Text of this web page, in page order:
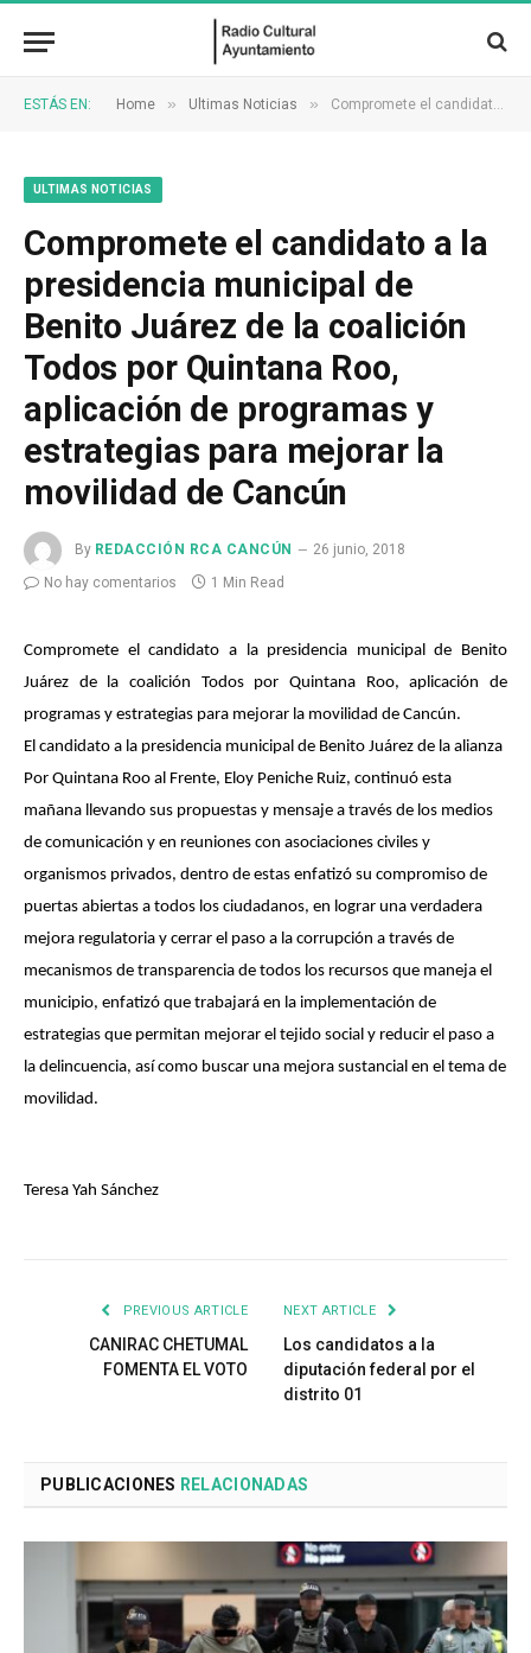
ESTÁS EN: Home » Ultimas Noticias » Compromete el candidato a la presidencia municipal de Benito Juárez de la coalición Todos por Quintana Roo, aplicación de programas y estrategias para mejorar la movilidad de Cancún
ULTIMAS NOTICIAS
Compromete el candidato a la
presidencia municipal de
Benito Juárez de la coalición
Todos por Quintana Roo,
aplicación de programas y
estrategias para mejorar la
movilidad de Cancún
By REDACCIÓN RCA CANCÚN
26 junio, 2018
No hay comentarios
1 Min Read
Compromete el candidato a la presidencia municipal de Benito
Juárez de la coalición Todos por Quintana Roo, aplicación de
programas y estrategias para mejorar la movilidad de Cancún.
El candidato a la presidencia municipal de Benito Juárez de la alianza
Por Quintana Roo al Frente, Eloy Peniche Ruiz, continuó esta
mañana llevando sus propuestas y mensaje a través de los medios
de comunicación y en reuniones con asociaciones civiles y
organismos privados, dentro de estas enfatizó su compromiso de
puertas abiertas a todos los ciudadanos, en lograr una verdadera
mejora regulatoria y cerrar el paso a la corrupción a través de
mecanismos de transparencia de todos los recursos que maneja el
municipio, enfatizó que trabajará en la implementación de
estrategias que permitan mejorar el tejido social y reducir el paso a
la delincuencia, así como buscar una mejora sustancial en el tema de
movilidad.
Teresa Yah Sánchez
PREVIOUS ARTICLE
CANIRAC CHETUMAL
FOMENTA EL VOTO
NEXT ARTICLE
Los candidatos a la
diputación federal por el
distrito 01
PUBLICACIONES RELACIONADAS